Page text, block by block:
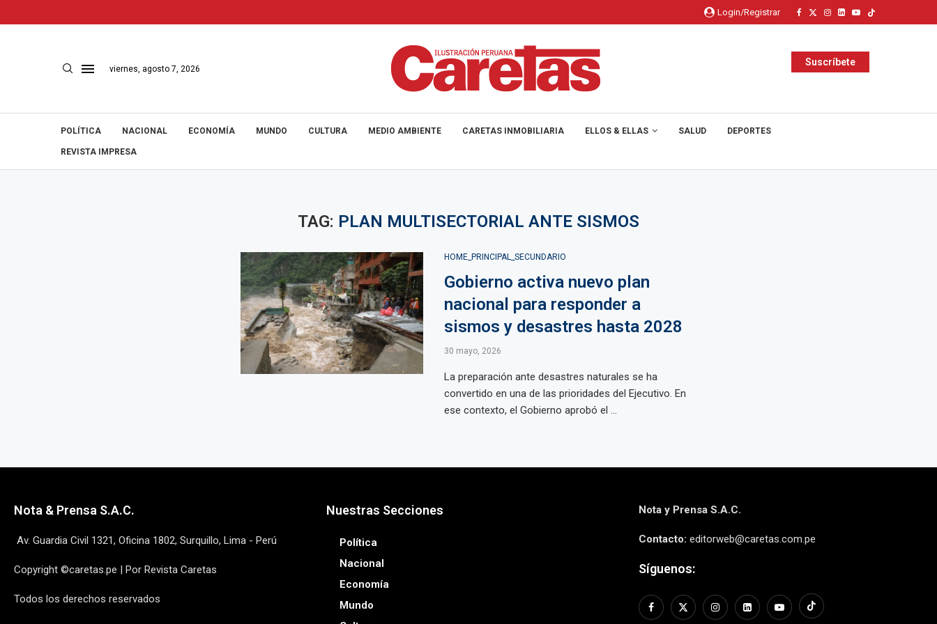
Login/Registrar
viernes, agosto 7, 2026
Suscríbete
POLÍTICA NACIONAL ECONOMÍA MUNDO CULTURA MEDIO AMBIENTE CARETAS INMOBILIARIA ELLOS & ELLAS SALUD DEPORTES
REVISTA IMPRESA
TAG: PLAN MULTISECTORIAL ANTE SISMOS
HOME_PRINCIPAL_SECUNDARIO
Gobierno activa nuevo plan
nacional para responder a
sismos y desastres hasta 2028
30 mayo, 2026
La preparación ante desastres naturales se ha
convertido en una de las prioridades del Ejecutivo. En
ese contexto, el Gobierno aprobó el ...
Nota & Prensa S.A.C.
Av. Guardia Civil 1321, Oficina 1802, Surquillo, Lima - Perú
Copyright ©caretas.pe | Por Revista Caretas
Todos los derechos reservados
Nuestras Secciones
Política
Nacional
Economía
Mundo
Nota y Prensa S.A.C.
Contacto: editorweb@caretas.com.pe
Síguenos: